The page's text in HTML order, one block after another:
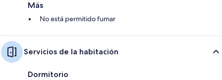
Más
No está permitido fumar
Servicios de la habitación
Dormitorio